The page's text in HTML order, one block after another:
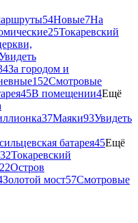
54Новые7На
25Токаревский
За городом и
152Смотровые
45В помещении4Ещё
37Маяки93Увидеть
батарея45Ещё
32Токаревский
22Остров
Золотой мост57Смотровые